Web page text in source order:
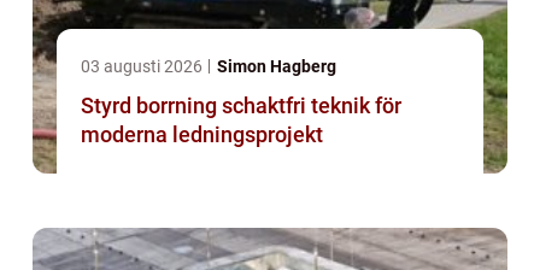
03 augusti 2026 Simon Hagberg
Styrd borrning schaktfri teknik för
moderna ledningsprojekt